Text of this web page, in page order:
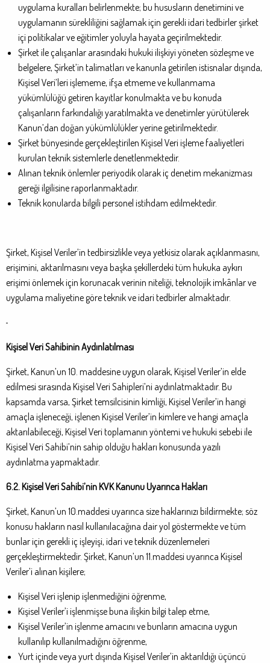
uygulama kuralları belirlenmekte; bu hususların denetimini ve
uygulamanın sürekliliğini sağlamak için gerekli idari tedbirler şirket
içi politikalar ve eğitimler yoluyla hayata geçirilmektedir.
Şirket ile çalışanlar arasındaki hukuki ilişkiyi yöneten sözleşme ve
belgelere, Şirket’in talimatları ve kanunla getirilen istisnalar dışında,
Kişisel Veri’leri işlememe, ifşa etmeme ve kullanmama
yükümlülüğü getiren kayıtlar konulmakta ve bu konuda
çalışanların farkındalığı yaratılmakta ve denetimler yürütülerek
Kanun’dan doğan yükümlülükler yerine getirilmektedir.
Şirket bünyesinde gerçekleştirilen Kişisel Veri işleme faaliyetleri
kurulan teknik sistemlerle denetlenmektedir.
Alınan teknik önlemler periyodik olarak iç denetim mekanizması
gereği ilgilisine raporlanmaktadır.
Teknik konularda bilgili personel istihdam edilmektedir.
Şirket, Kişisel Veriler’in tedbirsizlikle veya yetkisiz olarak açıklanmasını,
erişimini, aktarılmasını veya başka şekillerdeki tüm hukuka aykırı
erişimi önlemek için korunacak verinin niteliği, teknolojik imkânlar ve
uygulama maliyetine göre teknik ve idari tedbirler almaktadır.
Kişisel Veri Sahibinin Aydınlatılması
Şirket, Kanun’un 10. maddesine uygun olarak, Kişisel Veriler’in elde
edilmesi sırasında Kişisel Veri Sahipleri’ni aydınlatmaktadır. Bu
kapsamda varsa, Şirket temsilcisinin kimliği, Kişisel Veriler’in hangi
amaçla işleneceği, işlenen Kişisel Veriler’in kimlere ve hangi amaçla
aktarılabileceği, Kişisel Veri toplamanın yöntemi ve hukuki sebebi ile
Kişisel Veri Sahibi’nin sahip olduğu hakları konusunda yazılı
aydınlatma yapmaktadır.
6.2. Kişisel Veri Sahibi’nin KVK Kanunu Uyarınca Hakları
Şirket, Kanun’un 10.maddesi uyarınca size haklarınızı bildirmekte; söz
konusu hakların nasıl kullanılacağına dair yol göstermekte ve tüm
bunlar için gerekli iç işleyişi, idari ve teknik düzenlemeleri
gerçekleştirmektedir. Şirket, Kanun’un 11.maddesi uyarınca Kişisel
Veriler’i alınan kişilere;
Kişisel Veri işlenip işlenmediğini öğrenme,
Kişisel Veriler’i işlenmişse buna ilişkin bilgi talep etme,
Kişisel Veriler’in işlenme amacını ve bunların amacına uygun
kullanılıp kullanılmadığını öğrenme,
Yurt içinde veya yurt dışında Kişisel Veriler’in aktarıldığı üçüncü